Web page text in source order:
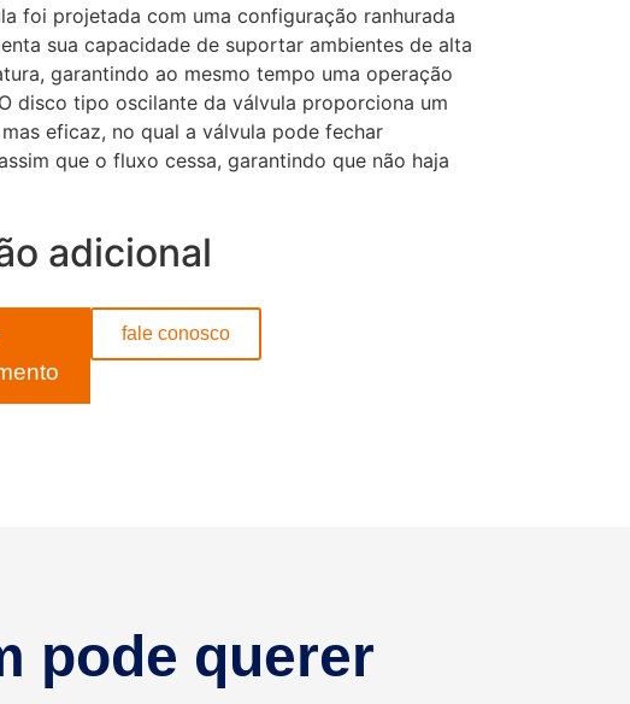
foi projetada com uma configuração ranhurada
sua capacidade de suportar ambientes de alta
garantindo ao mesmo tempo uma operação
disco tipo oscilante da válvula proporciona um
eficaz, no qual a válvula pode fechar
que o fluxo cessa, garantindo que não haja
adicional
fale conosco
pode querer